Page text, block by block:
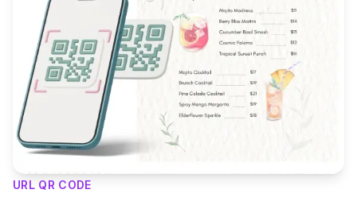
URL QR CODE